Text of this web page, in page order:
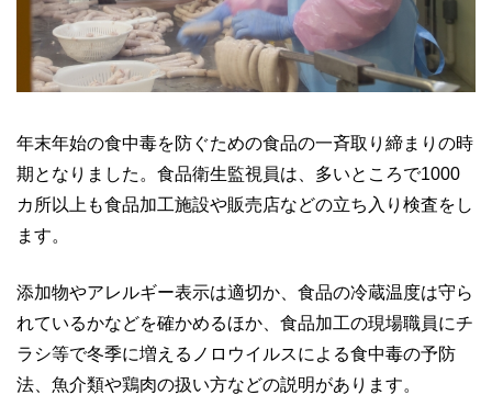
年末年始の食中毒を防ぐための食品の一斉取り締まりの時
期となりました。食品衛生監視員は、多いところで1000
カ所以上も食品加工施設や販売店などの立ち入り検査をし
ます。
添加物やアレルギー表示は適切か、食品の冷蔵温度は守ら
れているかなどを確かめるほか、食品加工の現場職員にチ
ラシ等で冬季に増えるノロウイルスによる食中毒の予防
法、魚介類や鶏肉の扱い方などの説明があります。